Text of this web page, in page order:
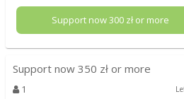
Support now300zł or more
Support now350 zł or more
1